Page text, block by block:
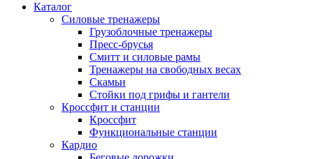
Каталог
Силовые тренажеры
Грузоблочные тренажеры
Пресс-брусья
Смитт и силовые рамы
Тренажеры на свободных весах
Скамьи
Стойки под грифы и гантели
Кроссфит и станции
Кроссфит
Функциональные станции
Кардио